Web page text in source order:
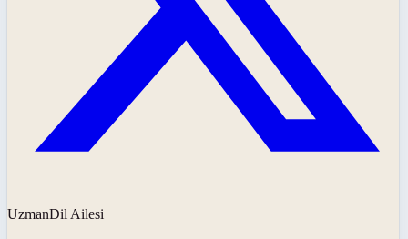
UzmanDil Ailesi